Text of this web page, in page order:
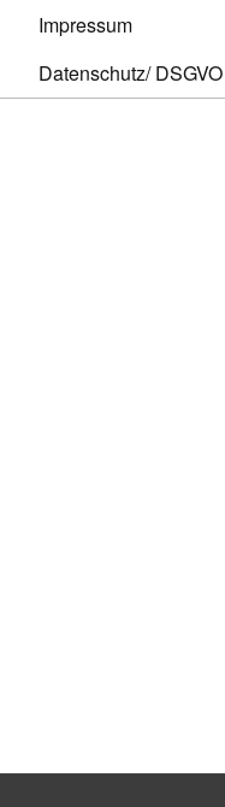
Impressum
Datenschutz/ DSGVO